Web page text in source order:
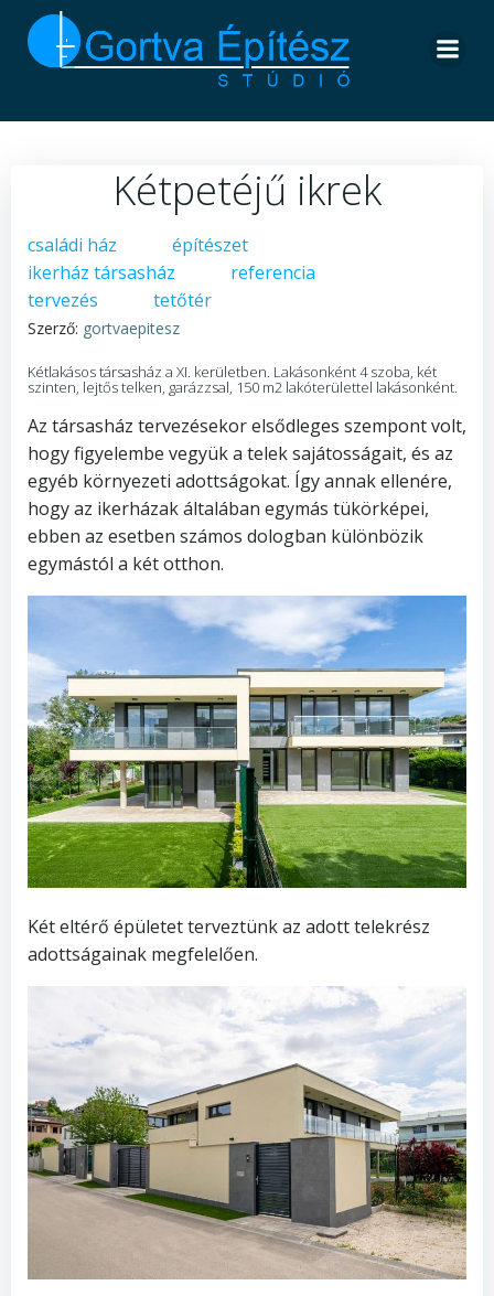
to
content
Kétpetéjű ikrek
családi ház
építészet
ikerház társasház
referencia
tervezés
tetőtér
Szerző: gortvaepitesz
Kétlakásos társasház a XI. kerületben. Lakásonként 4 szoba, két
szinten, lejtős telken, garázzsal, 150 m2 lakóterülettel lakásonként.
Az társasház tervezésekor elsődleges szempont volt,
hogy figyelembe vegyük a telek sajátosságait, és az
egyéb környezeti adottságokat. Így annak ellenére,
hogy az ikerházak általában egymás tükörképei,
ebben az esetben számos dologban különbözik
egymástól a két otthon.
Két eltérő épületet terveztünk az adott telekrész
adottságainak megfelelően.